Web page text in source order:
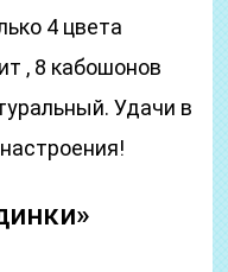
4 цвета
, 8 кабошонов
Удачи в